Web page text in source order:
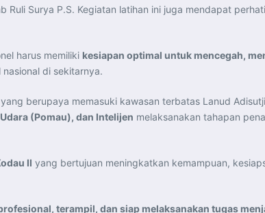
Ruli Surya P.S. Kegiatan latihan ini juga mendapat
harus memiliki kesiapan optimal untuk mencegah,
di sekitarnya.
berupaya memasuki kawasan terbatas Lanud
(Pomau), dan Intelijen melaksanakan tahapan
II yang bertujuan meningkatkan kemampuan,
terampil, dan siap melaksanakan tugas